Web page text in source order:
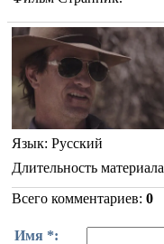
Язык: Русский
Длительность материала
Всего комментариев: 0
Имя *: